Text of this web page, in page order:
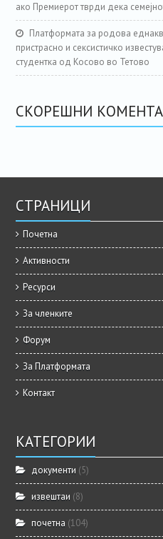
ако Премиерот тврди дека
Платформата за родова
пристрасно и сексистичко
студентка од Косово во Тетово
СКОРЕШНИ
СТРАНИЦИ
Почетна
Активности
Ресурси
За членките
Форум
За Платформата
Контакт
КАТЕГОРИИ
документи (5)
извештаи (8)
почетна (104)